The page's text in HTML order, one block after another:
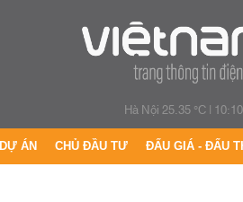
Hà Nội 25.35 °C|
DỰ ÁN CHỦ ĐẦU TƯ ĐẤU GIÁ - ĐẤU